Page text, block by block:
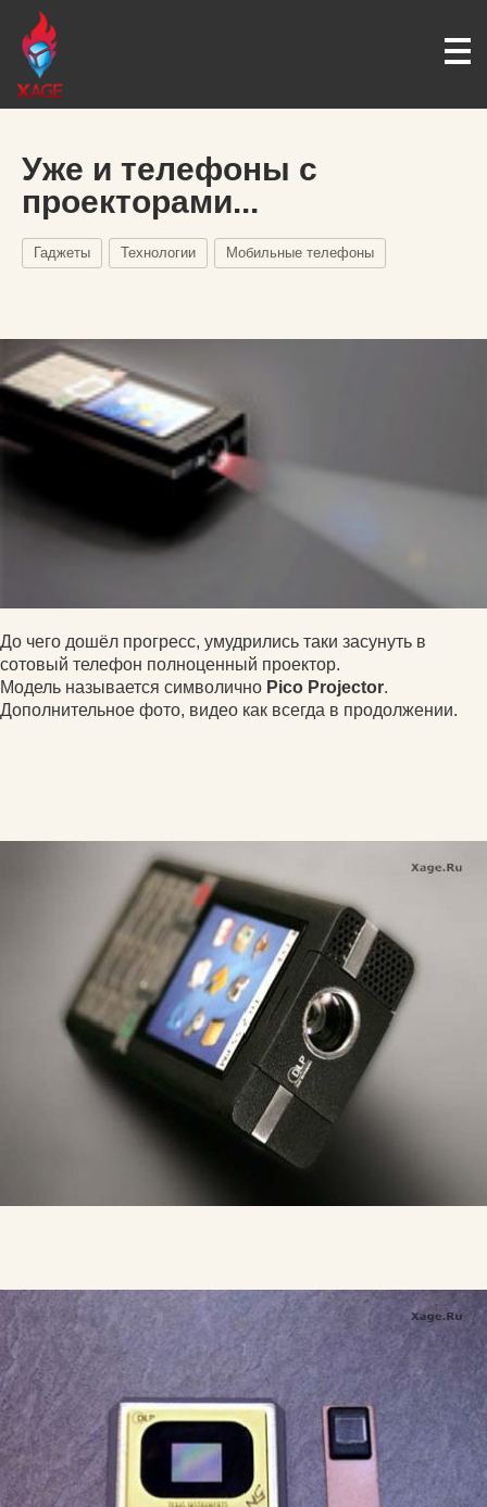
Уже и телефоны с
проекторами...
Гаджеты Технологии Мобильные телефоны
До чего дошёл прогресс, умудрились таки засунуть в
сотовый телефон полноценный проектор.
Модель называется символично Pico Projector.
Дополнительное фото, видео как всегда в продолжении.